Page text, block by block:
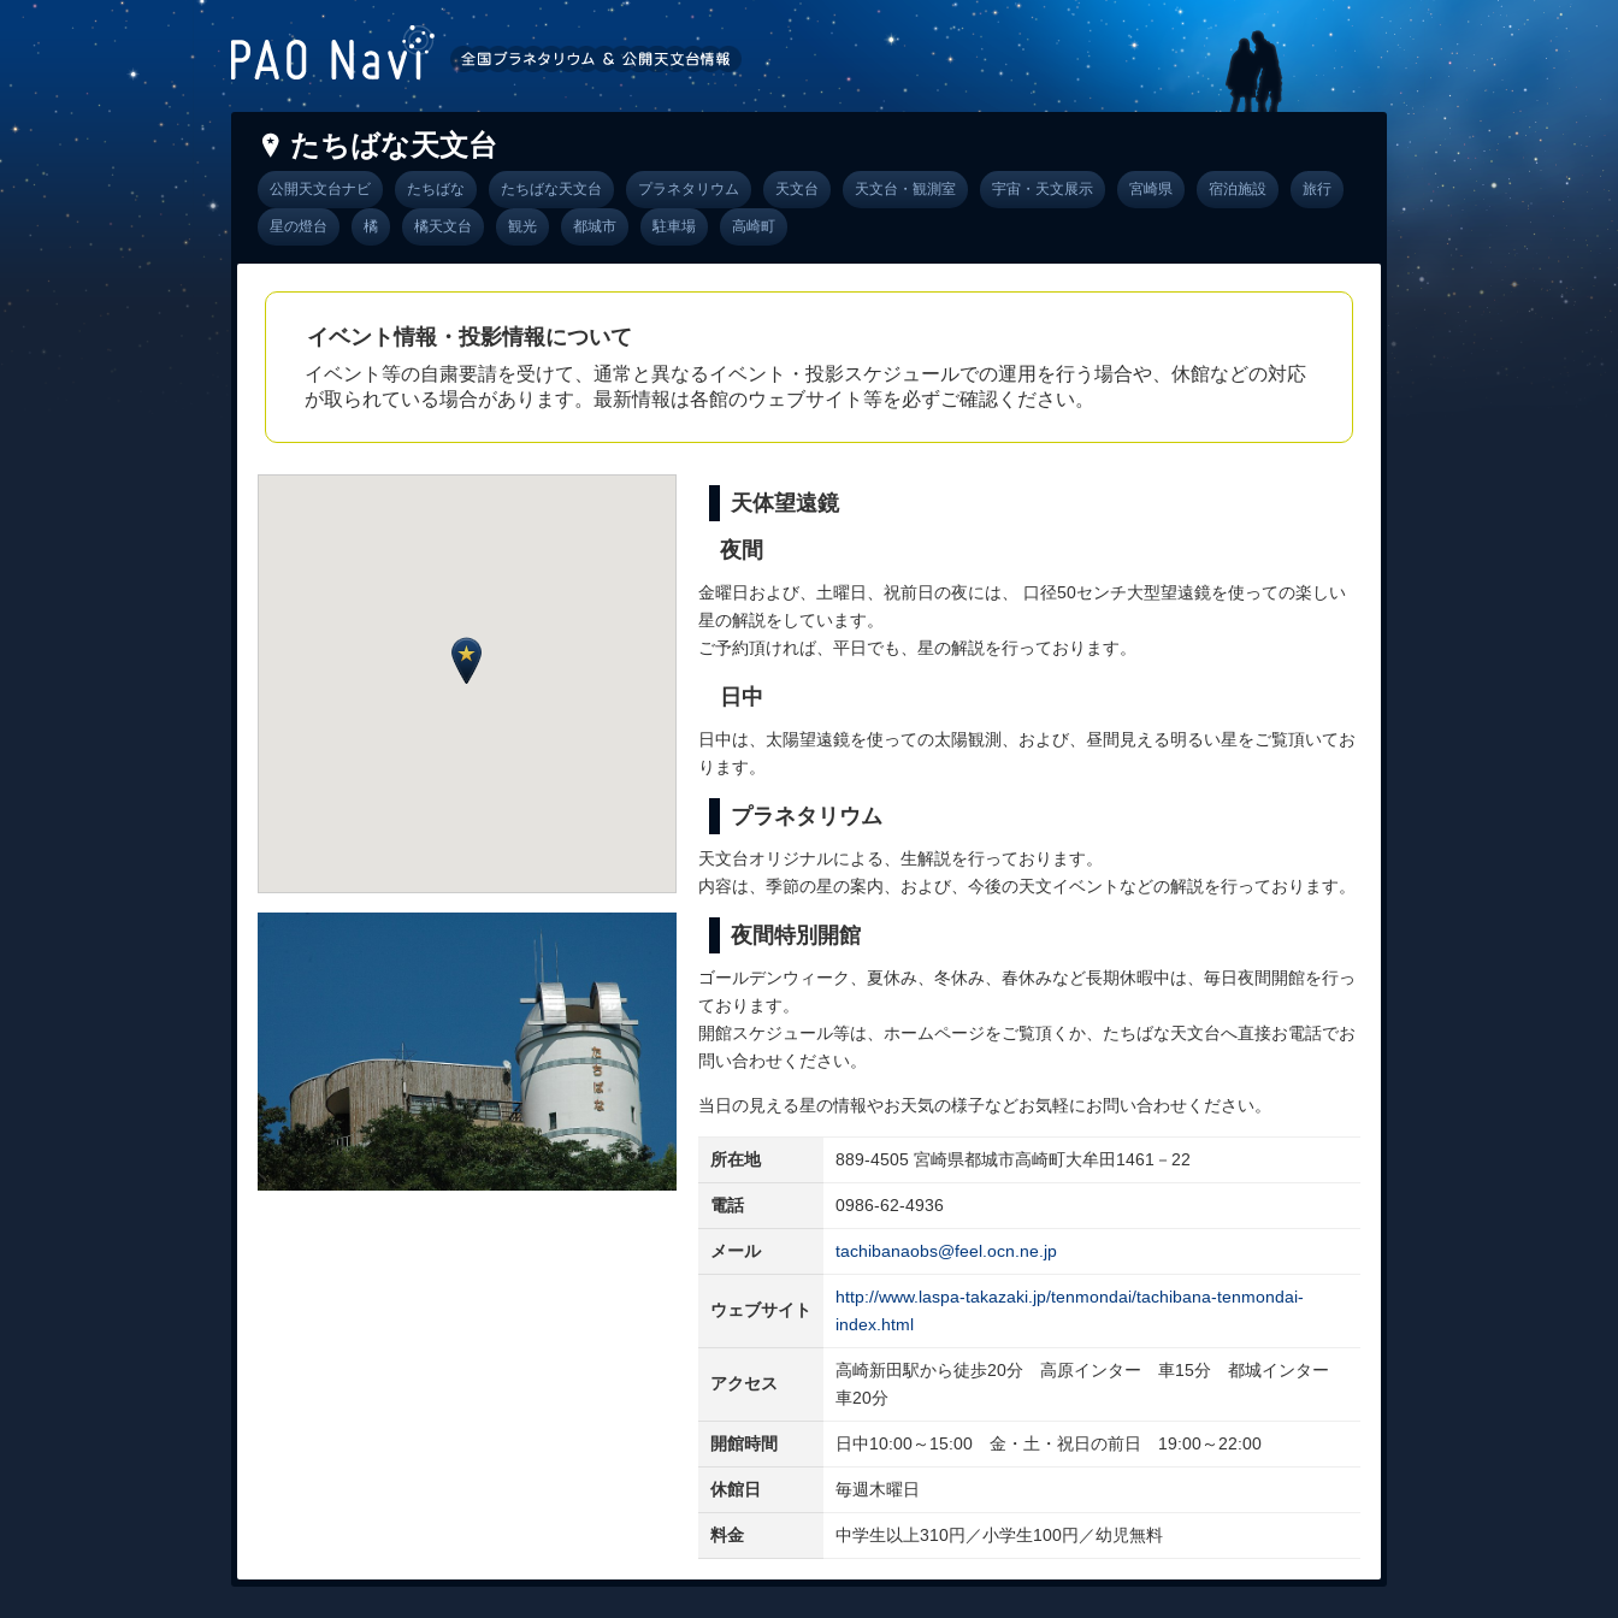
たちばな天文台
公開天文台ナビ たちばな たちばな天文台 プラネタリウム 天文台 天文台・観測室 宇宙・天文展示 宮崎県 宿泊施設 旅行
星の燈台 橘 橘天文台 観光 都城市 駐車場 高崎町
イベント情報・投影情報について
イベント等の自粛要請を受けて、通常と異なるイベント・投影スケジュールでの運用を行う場合や、休館などの対応
が取られている場合があります。最新情報は各館のウェブサイト等を必ずご確認ください。
天体望遠鏡
夜間
金曜日および、土曜日、祝前日の夜には、 口径50センチ大型望遠鏡を使っての楽しい
星の解説をしています。
ご予約頂ければ、平日でも、星の解説を行っております。
日中
日中は、太陽望遠鏡を使っての太陽観測、および、昼間見える明るい星をご覧頂いてお
ります。
プラネタリウム
天文台オリジナルによる、生解説を行っております。
内容は、季節の星の案内、および、今後の天文イベントなどの解説を行っております。
夜間特別開館
ゴールデンウィーク、夏休み、冬休み、春休みなど長期休暇中は、毎日夜間開館を行っ
ております。
開館スケジュール等は、ホームページをご覧頂くか、たちばな天文台へ直接お電話でお
問い合わせください。
当日の見える星の情報やお天気の様子などお気軽にお問い合わせください。
所在地 889-4505 宮崎県都城市高崎町大牟田1461－22
電話 0986-62-4936
メール tachibanaobs@feel.ocn.ne.jp
ウェブサイト
http://www.laspa-takazaki.jp/tenmondai/tachibana-tenmondai-
index.html
アクセス
高崎新田駅から徒歩20分 高原インター 車15分 都城インター
車20分
開館時間 日中10:00～15:00 金・土・祝日の前日 19:00～22:00
休館日 毎週木曜日
料金 中学生以上310円／小学生100円／幼児無料